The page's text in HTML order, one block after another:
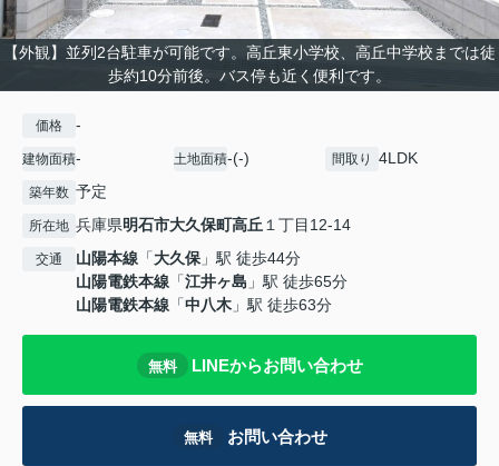
【外観】並列2台駐車が可能です。高丘東小学校、高丘中学校までは徒
歩約10分前後。バス停も近く便利です。
価格 -
建物面積- 土地面積-(-) 間取り 4LDK
築年数 予定
所在地 兵庫県明石市大久保町高丘１丁目12-14
交通 山陽本線 「大久保」駅 徒歩44分
山陽電鉄本線 「江井ヶ島 」駅 徒歩65分
山陽電鉄本線 「中八木 」駅 徒歩63分
無料 LINEからお問い合わせ
無料 お問い合わせ